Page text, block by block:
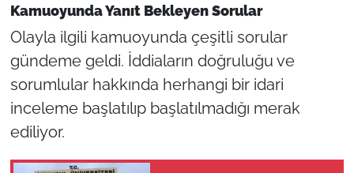
Kamuoyunda Yanıt Bekleyen Sorular
Olayla ilgili kamuoyunda çeşitli sorular
gündeme geldi. İddiaların doğruluğu ve
sorumlular hakkında herhangi bir idari
inceleme başlatılıp başlatılmadığı merak
ediliyor.